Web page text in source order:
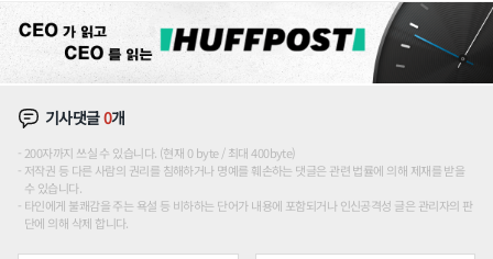
기사댓글0개
200자까지 쓰실 수 있습니다. (현재 0 byte / 최대 400byte)
저작권 등 다른 사람의 권리를 침해하거나 명예를 훼손하는 댓글은 관련 법률에 의해 제재를 받을
수 있습니다.
타인에게 불쾌감을 주는 욕설 등 비하하는 단어가 내용에 포함되거나 인신공격성 글은 관리자의 판
단에 의해 삭제 합니다.